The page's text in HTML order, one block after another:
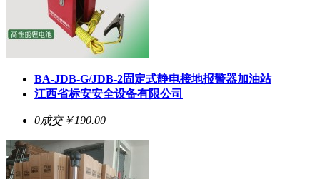
BA-JDB-G/JDB-2固定式静电接地报警器加油站
江西省标安安全设备有限公司
0成交￥190.00